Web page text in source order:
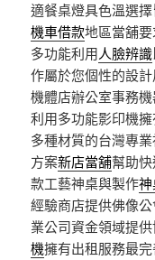
適餐桌燈具色溫選
機車借款地區當舖
多功能利用人臉辨識
作屬於您個性的設
機體店辦公室事務
利用多功能影印機
多種材質的台灣專
方案新店當舖幫助
款工藝神桌與製作
經驗商店​提供佛像
業公司資金領域提
機擁有出租服務最